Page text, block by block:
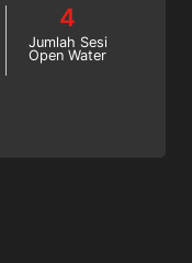
4
Jumlah Sesi
Open Water